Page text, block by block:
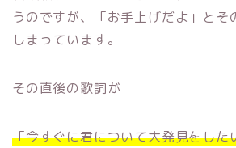
うのですが、「お手上げだよ」とそ
しまっています。
その直後の歌詞が
「今すぐに君について大発見をし